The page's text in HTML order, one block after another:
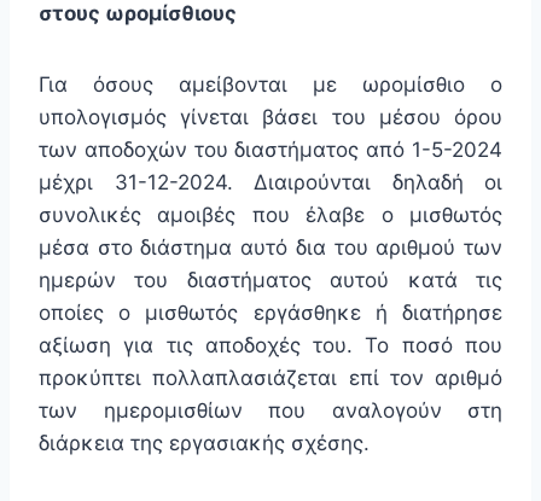
στους ωρομίσθιους
Για όσους αμείβονται με ωρομίσθιο ο
υπολογισμός γίνεται βάσει του μέσου όρου
των αποδοχών του διαστήματος από 1-5-2024
μέχρι 31-12-2024. Διαιρούνται δηλαδή οι
συνολικές αμοιβές που έλαβε ο μισθωτός
μέσα στο διάστημα αυτό δια του αριθμού των
ημερών του διαστήματος αυτού κατά τις
οποίες ο μισθωτός εργάσθηκε ή διατήρησε
αξίωση για τις αποδοχές του. Το ποσό που
προκύπτει πολλαπλασιάζεται επί τον αριθμό
των ημερομισθίων που αναλογούν στη
διάρκεια της εργασιακής σχέσης.